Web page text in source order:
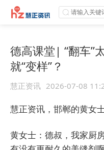
德高课堂| “翻车”
就“变样”？
慧正资讯 2026-07-08
慧正资讯，邯郸的黄女
黄女士：德叔，我家厨